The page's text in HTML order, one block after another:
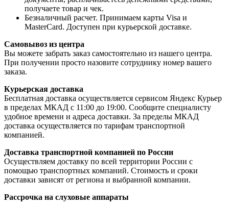
получаете товар и чек.
Безналичный расчет. Принимаем карты Visa и
MasterCard. Доступен при курьерской доставке.
Самовывоз из центра
Вы можете забрать заказ самостоятельно из нашего центра.
При получении просто назовите сотруднику номер вашего
заказа.
Курьерская доставка
Бесплатная доставка осуществляется сервисом Яндекс Курьер
в пределах МКАД с 11:00 до 19:00. Сообщите специалисту
удобное времени и адреса доставки. За пределы МКАД
доставка осуществляется по тарифам транспортной
компанией.
Доставка транспортной компанией по России
Осуществляем доставку по всей территории России с
помощью транспортных компаний. Стоимость и сроки
доставки зависят от региона и выбранной компании.
Рассрочка на слуховые аппараты